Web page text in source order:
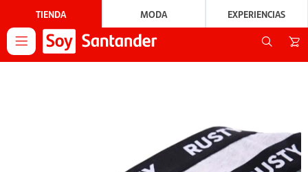
TIENDA MODA EXPERIENCIAS
